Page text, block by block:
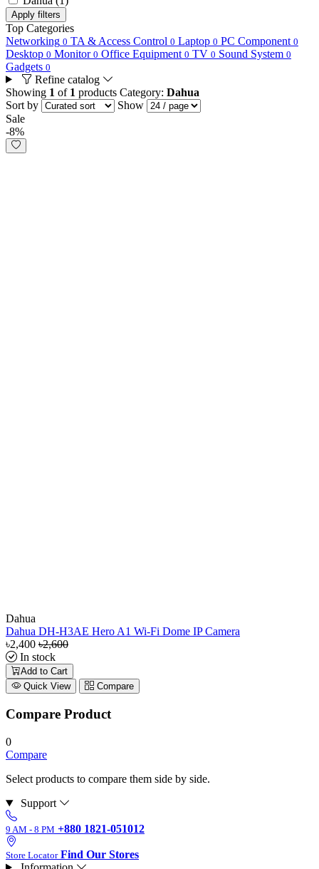
Apply filters
Top Categories
Networking 0 TA & Access Control 0 Laptop 0 PC Component 0
Desktop 0 Monitor 0 Office Equipment 0 TV 0 Sound System 0
Gadgets 0
Refine catalog
Showing 1 of 1 products Category: Dahua
Sort by
Show
Sale
-8%
Dahua
Dahua DH-H3AE Hero A1 Wi-Fi Dome IP Camera
৳2,400 ৳2,600
In stock
Add to Cart
Quick View
Compare
Compare Product
0
Compare
Select products to compare them side by side.
Support
9 AM - 8 PM +880 1821-051012
Store Locator Find Our Stores